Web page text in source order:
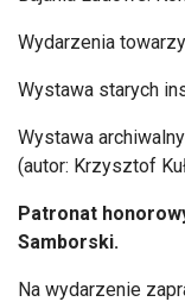
Wydarzenia
Wystawa starych
Wystawa
(autor: Krzysztof
Patronat
Samborski.
Na wydarzenie